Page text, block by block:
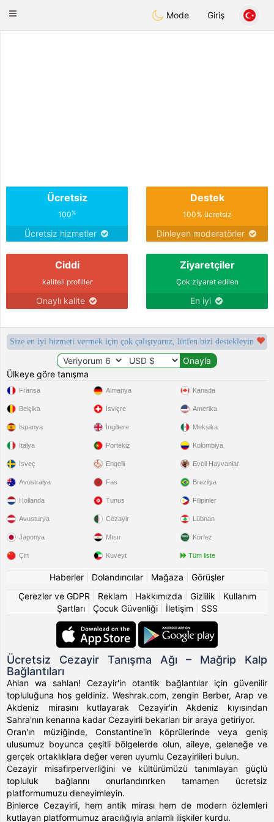
Weshrak
Toggle
Mode Giriş
Ücretsiz
100%
Ücretsiz hizmetler
Destek
100% ücretsiz
Dinleyen moderatörler
Ciddi
kaliteli profiller
Onaylı kalite
Ziyaretçiler
Çok ziyaret edilen
En iyi
Size en iyi hizmeti vermek için çok çalışıyoruz, lütfen bizi destekleyin
Ülkeye göre tanışma
Fransa
Belçika
İspanya
İtalya
İsveç
Almanya
İsviçre
İngiltere
Portekiz
Engelli
Kanada
Amerika
Meksika
Kolombiya
Evcil Hayvanlar
Avustralya
Hollanda
Avusturya
Japonya
Çin
Fas
Tunus
Cezayir
Mısır
Kuveyt
Brezilya
Filipinler
Lübnan
Körfez
Tüm liste
Haberler Dolandırıcılar Mağaza
Görüşler
Çerezler ve GDPR
Reklam Hakkımızda Gizlilik
Kullanım
Şartları| Çocuk Güvenliği| İletişim SSS
Ücretsiz Cezayir Tanışma Ağı – Mağrip Kalp
Bağlantıları
Ahlan wa sahlan! Cezayir'in otantik bağlantılar için güvenilir
topluluğuna hoş geldiniz. Weshrak.com, zengin Berber, Arap ve
Akdeniz mirasını kutlayarak Cezayir'in Akdeniz kıyısından
Sahra'nın kenarına kadar Cezayirli bekarları bir araya getiriyor.
Oran'ın müziğinde, Constantine'in köprülerinde veya geniş
ulusumuz boyunca çeşitli bölgelerde olun, aileye, geleneğe ve
gerçek ortaklıklara değer veren uyumlu Cezayirlileri bulun.
Cezayir misafirperverliğini ve kültürümüzü tanımlayan güçlü
topluluk bağlarını onurlandırırken tamamen ücretsiz
platformumuzu deneyimleyin.
Binlerce Cezayirli, hem antik mirası hem de modern özlemleri
kutlayan platformumuz aracılığıyla anlamlı ilişkiler kurdu.